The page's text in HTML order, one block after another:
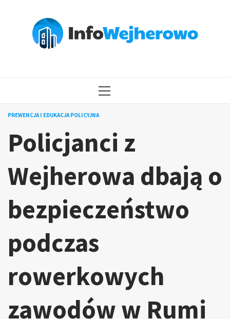
MENU
PREWENCJA I EDUKACJA POLICYJNA
Policjanci z
Wejherowa dbają o
bezpieczeństwo
podczas
rowerkowych
zawodów w Rumi